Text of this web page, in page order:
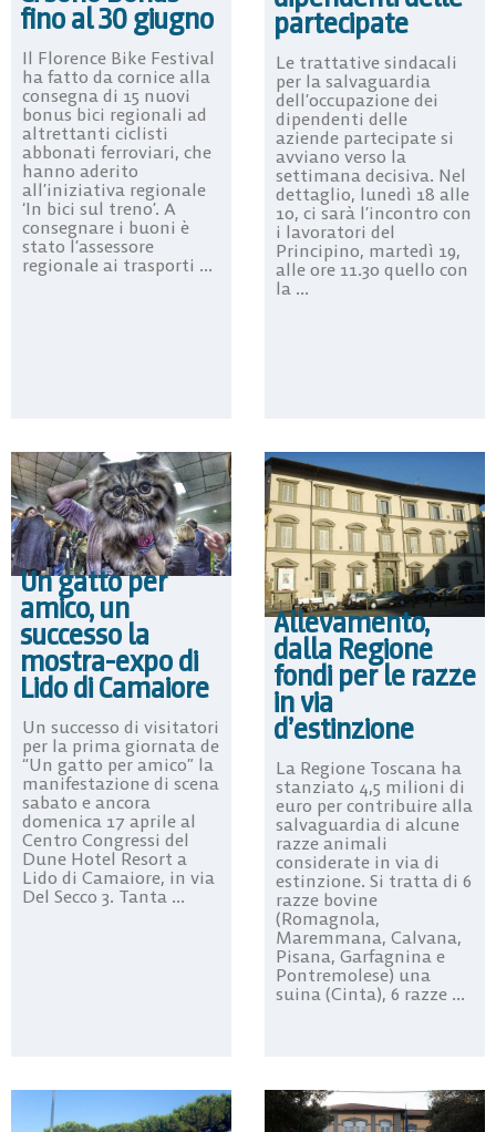
fino al 30 giugno
Il Florence Bike Festival
ha fatto da cornice alla
consegna di 15 nuovi
bonus bici regionali ad
altrettanti ciclisti
abbonati ferroviari, che
hanno aderito
all’iniziativa regionale
‘In bici sul treno’. A
consegnare i buoni è
stato l’assessore
regionale ai trasporti ...
partecipate
Le trattative sindacali
per la salvaguardia
dell’occupazione dei
dipendenti delle
aziende partecipate si
avviano verso la
settimana decisiva. Nel
dettaglio, lunedì 18 alle
10, ci sarà l’incontro con
i lavoratori del
Principino, martedì 19,
alle ore 11.30 quello con
la ...
Un gatto per
amico, un
successo la
mostra-expo di
Lido di Camaiore
Un successo di visitatori
per la prima giornata de
“Un gatto per amico” la
manifestazione di scena
sabato e ancora
domenica 17 aprile al
Centro Congressi del
Dune Hotel Resort a
Lido di Camaiore, in via
Del Secco 3. Tanta ...
Allevamento,
dalla Regione
fondi per le razze
in via
d’estinzione
La Regione Toscana ha
stanziato 4,5 milioni di
euro per contribuire alla
salvaguardia di alcune
razze animali
considerate in via di
estinzione. Si tratta di 6
razze bovine
(Romagnola,
Maremmana, Calvana,
Pisana, Garfagnina e
Pontremolese) una
suina (Cinta), 6 razze ...